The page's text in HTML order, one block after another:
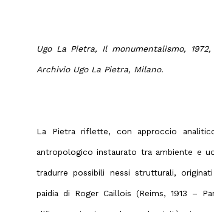
Ugo La Pietra, Il monumentalismo,
Archivio Ugo La Pietra, Milano.
La Pietra riflette, con approccio
antropologico instaurato tra ambiente e
tradurre possibili nessi strutturali,
paidia di Roger Caillois (Reims, 1913 –